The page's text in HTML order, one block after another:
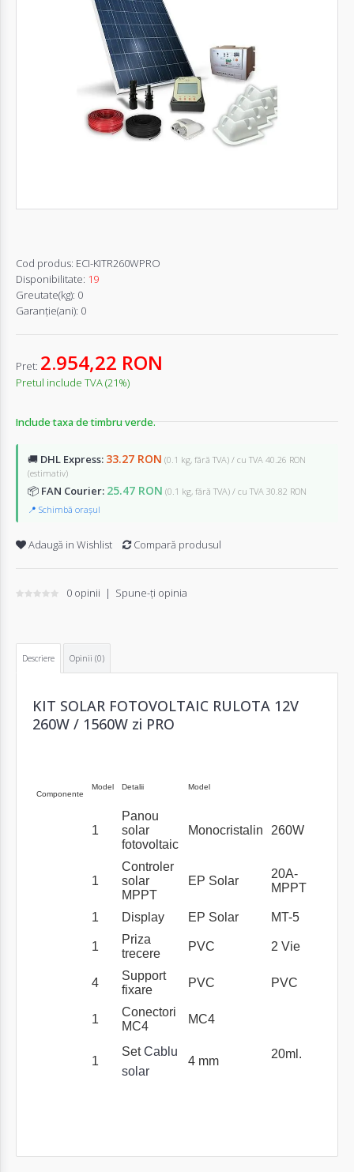
Cod produs: ECI-KITR260WPRO
Disponibilitate: 19
Greutate(kg): 0
Garanţie(ani): 0
Pret: 2.954,22 RON
Pretul include TVA (21%)
Include taxa de timbru verde.
🚚 DHL Express: 33.27 RON (0.1 kg, fără TVA) / cu TVA 40.26 RON
(estimativ)
📦 FAN Courier: 25.47 RON (0.1 kg, fără TVA) / cu TVA 30.82 RON
📍 Schimbă orașul
Adaugă in Wishlist Compară produsul
0 opinii | Spune-ţi opinia
Descriere Opinii (0)
KIT SOLAR FOTOVOLTAIC RULOTA 12V
260W / 1560W zi PRO
Componente
Model Detalii Model
1
Panou
solar
fotovoltaic
Monocristalin 260W
1
Controler
solar
MPPT
EP Solar
20A-
MPPT
1 Display EP Solar MT-5
1
Priza
trecere
PVC 2 Vie
4
Support
fixare
PVC PVC
1
Conectori
MC4
MC4
1
SetCablu
solar
4 mm
20ml.